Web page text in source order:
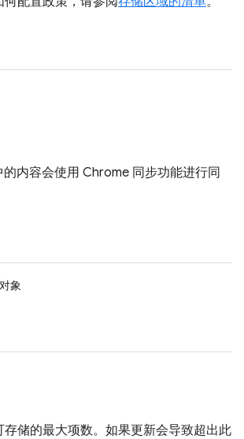
内容会使用 Chrome 同步功能进行同
象
存储的最大项数。如果更新会导致超出此